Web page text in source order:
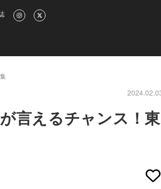
イフスタイル情報
言えるチャンス！東